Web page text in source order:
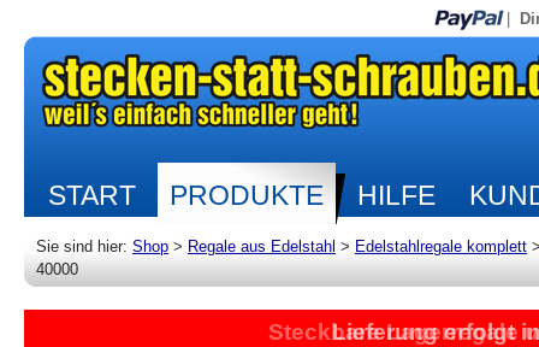
START PRODUKTE HILFE
Sie sind hier: Shop > Regale aus Edelstahl > Edelstahlregale komplett
40000
Steckbare Lagerregale
Lieferung erfolgt